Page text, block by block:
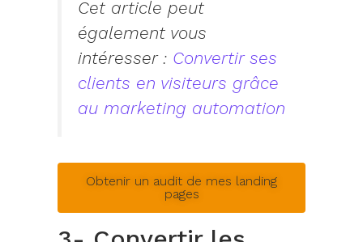
Cet article peut
également vous
intéresser : Convertir ses
clients en visiteurs grâce
au marketing automation
Obtenir un audit de mes landing
pages